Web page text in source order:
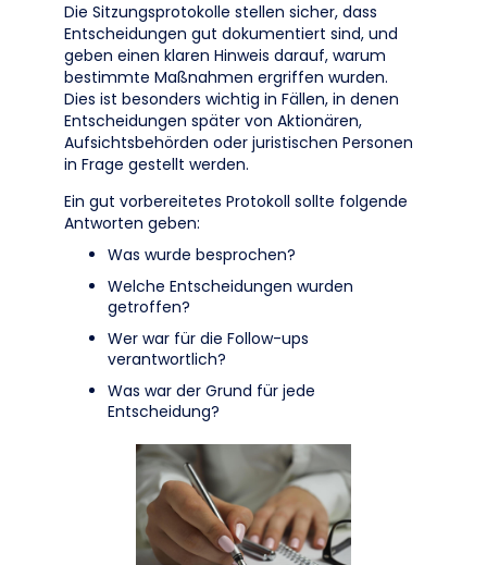
Die Sitzungsprotokolle stellen sicher, dass
Entscheidungen gut dokumentiert sind, und
geben einen klaren Hinweis darauf, warum
bestimmte Maßnahmen ergriffen wurden.
Dies ist besonders wichtig in Fällen, in denen
Entscheidungen später von Aktionären,
Aufsichtsbehörden oder juristischen Personen
in Frage gestellt werden.
Ein gut vorbereitetes Protokoll sollte folgende
Antworten geben:
Was wurde besprochen?
Welche Entscheidungen wurden
getroffen?
Wer war für die Follow-ups
verantwortlich?
Was war der Grund für jede
Entscheidung?